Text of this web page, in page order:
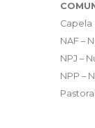
Capela
NAF –
NPJ –
NPP –